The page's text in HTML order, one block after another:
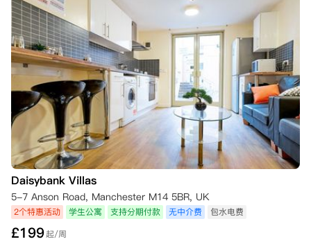
Daisybank Villas
5-7 Anson Road, Manchester M14 5BR, UK
2个特惠活动 学生公寓 支持分期付款 无中介费 包水电费
£199起/周